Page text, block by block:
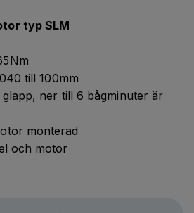
typ SLM
till 100mm
ner till 6 bågminuter är
monterad
och motor